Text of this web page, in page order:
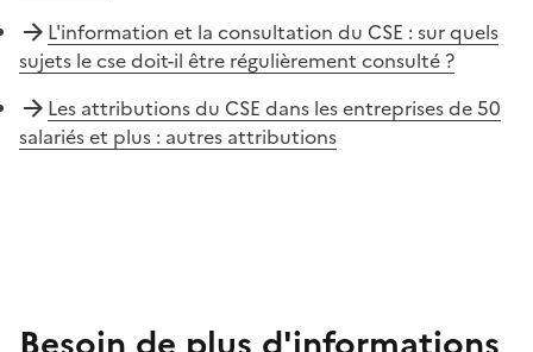
L'information et la consultation du CSE : sur quels
sujets le cse doit-il être régulièrement consulté ?
Les attributions du CSE dans les entreprises de 50
salariés et plus : autres attributions